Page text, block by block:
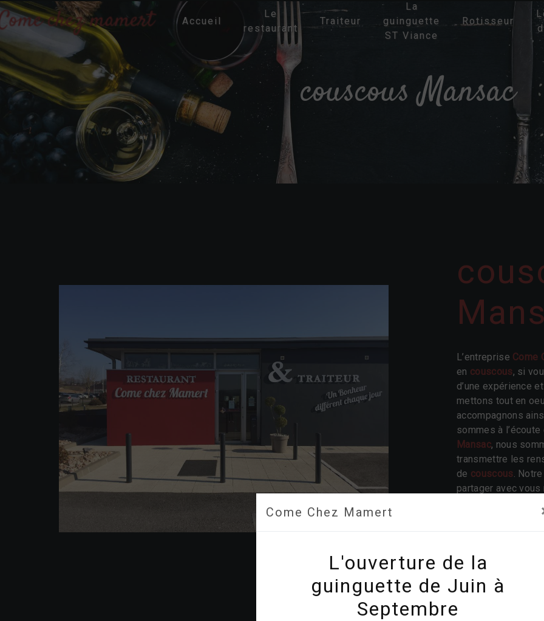
Panneau de gestion des cookies
Come Chez Mamert
L'ouverture de la
guinguette de Juin à
Septembre
Accueil
Le
restaurant
Traiteur
La
guinguette
ST Viance
Rotisseur
couscous Mansac
L’entreprise Come
en couscous, si
d’une expérience
mettons tout en
accompagnons
sommes à
Mansac, nous
transmettre les
de couscous.
partager avec
réussir. Toute